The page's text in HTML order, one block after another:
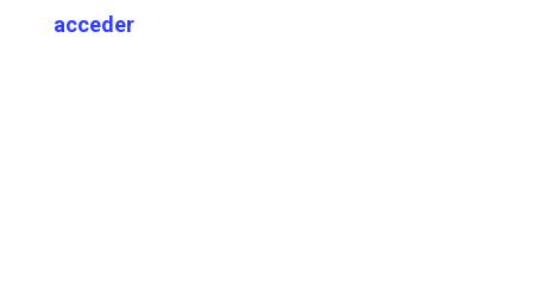
acceder